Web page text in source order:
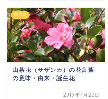
花言葉
山茶花（サザンカ）の花言葉
の意味・由来・誕生花
2019年7月25日